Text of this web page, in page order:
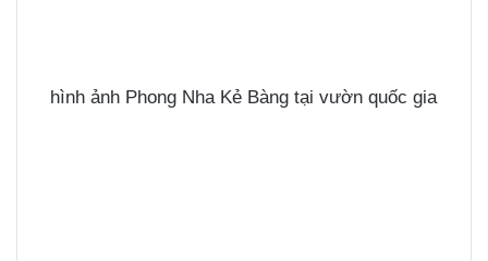
hình ảnh Phong Nha Kẻ Bàng tại vườn quốc gia